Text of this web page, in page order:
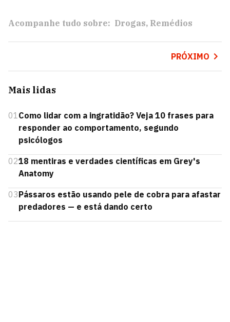
Acompanhe tudo sobre: Drogas Remédios
PRÓXIMO
Mais lidas
01Como lidar com a ingratidão? Veja 10 frases para
responder ao comportamento, segundo
psicólogos
0218 mentiras e verdades científicas em Grey's
Anatomy
03Pássaros estão usando pele de cobra para afastar
predadores — e está dando certo